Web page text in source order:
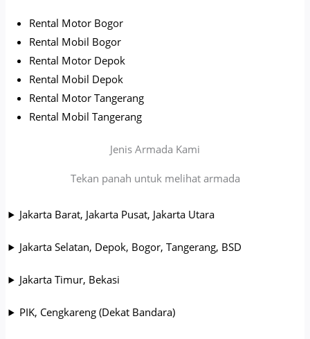
Rental Motor Bogor
Rental Mobil Bogor
Rental Motor Depok
Rental Mobil Depok
Rental Motor Tangerang
Rental Mobil Tangerang
Jenis Armada Kami
Tekan panah untuk melihat armada
Jakarta Barat, Jakarta Pusat, Jakarta Utara
Jakarta Selatan, Depok, Bogor, Tangerang, BSD
Jakarta Timur, Bekasi
PIK, Cengkareng (Dekat Bandara)